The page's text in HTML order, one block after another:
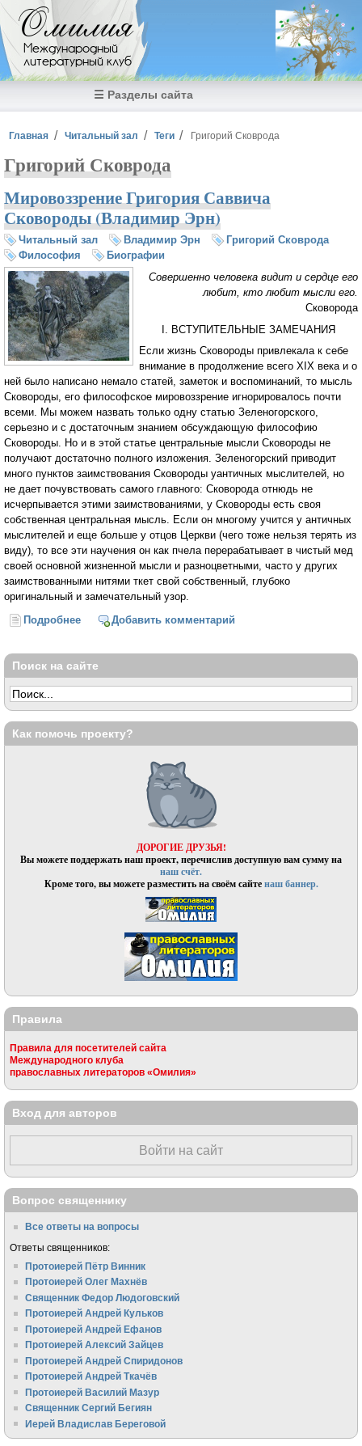
Перейти к основному содержанию
Омилия
Международный
литературный клуб
☰ Разделы сайта
Вы здесь
Главная Читальный зал Теги Григорий Сковрода
Григорий Сковрода
Мировоззрение Григория Саввича
Сковороды (Владимир Эрн)
Читальный зал Владимир Эрн
Григорий Сковрода
Философия
Биографии
Совершенно человека видит и сердце его
любит, кто любит мысли его.
Сковорода
I. ВСТУПИТЕЛЬНЫЕ ЗАМЕЧАНИЯ
Если жизнь Сковороды привлекала к себе
внимание в продолжение всего XIX века и о
ней было написано немало статей, заметок и воспоминаний, то мысль
Сковороды, его философское мировоззрение игнорировалось почти
всеми. Мы можем назвать только одну статью Зеленогорского,
серьезно и с достаточным знанием обсуждающую философию
Сковороды. Но и в этой статье центральные мысли Сковороды не
получают достаточно полного изложения. Зеленогорский приводит
много пунктов заимствования Сковороды уантичных мыслителей, но
не дает почувствовать самого главного: Сковорода отнюдь не
исчерпывается этими заимствованиями, у Сковороды есть своя
собственная центральная мысль. Если он многому учится у античных
мыслителей и еще больше у отцов Церкви (чего тоже нельзя терять из
виду), то все эти научения он как пчела перерабатывает в чистый мед
своей основной жизненной мысли и разноцветными, часто у других
заимствованными нитями ткет свой собственный, глубоко
оригинальный и замечательный узор.
Подробнее о Мировоззрение Григория Саввича Сковороды
Добавить комментарий
Поиск на сайте
Как помочь проекту?
ДОРОГИЕ ДРУЗЬЯ!
Вы можете поддержать наш проект, перечислив доступную вам сумму на
наш счёт.
Кроме того, вы можете разместить на своём сайтенаш баннер.
Правила
Правила для посетителей сайта
Международного клуба
православных литераторов «Омилия»
Вход для авторов
Войти на сайт
Вопрос священнику
Все ответы на вопросы
Ответы священников:
Протоиерей Пётр Винник
Протоиерей Олег Махнёв
Священник Федор Людоговский
Протоиерей Андрей Кульков
Протоиерей Андрей Ефанов
Протоиерей Алексий Зайцев
Протоиерей Андрей Спиридонов
Протоиерей Андрей Ткачёв
Протоиерей Василий Мазур
Священник Сергий Бегиян
Иерей Владислав Береговой